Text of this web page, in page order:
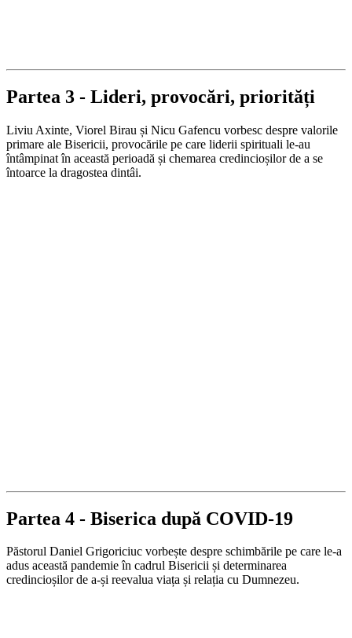
Partea 3 - Lideri, provocări, priorități
Liviu Axinte, Viorel Birau și Nicu Gafencu vorbesc despre valorile
primare ale Bisericii, provocările pe care liderii spirituali le-au
întâmpinat în această perioadă și chemarea credincioșilor de a se
întoarce la dragostea dintâi.
Partea 4 - Biserica după COVID-19
Păstorul Daniel Grigoriciuc vorbește despre schimbările pe care le-a
adus această pandemie în cadrul Bisericii și determinarea
credincioșilor de a-și reevalua viața și relația cu Dumnezeu.